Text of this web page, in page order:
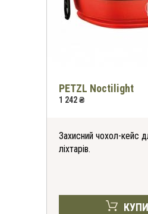
PETZL Noctilight
1 242 ₴
Захисний чохол-кейс
ліхтарів.